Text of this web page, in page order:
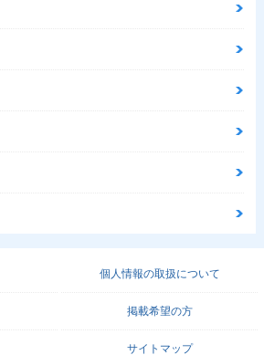
個人情報の取扱について
掲載希望の方
サイトマップ